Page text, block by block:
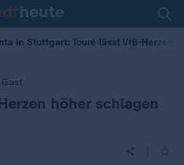
in Stuttgart: Touré lässt VfB-Herzen
höher schlagen